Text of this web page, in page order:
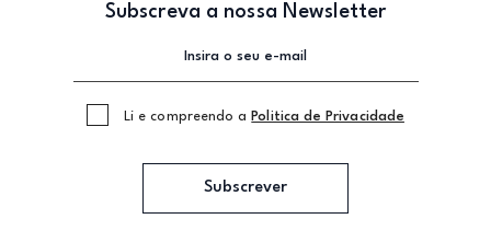
Subscreva a nossa Newsletter
Li e compreendo a Politica de Privacidade
Subscrever